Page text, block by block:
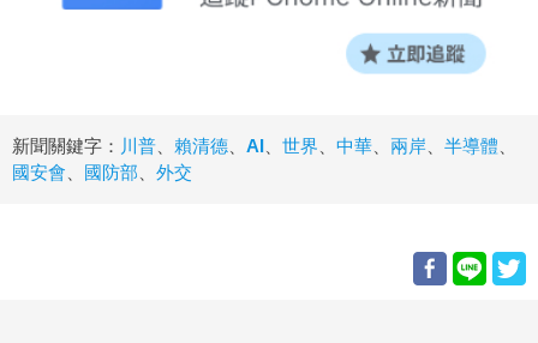
新聞關鍵字： 川普 賴清德 AI 世界 中華 兩岸 半導體
國安會
國防部 外交